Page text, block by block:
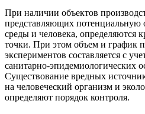
При наличии объектов
представляющих потенциальную
среды и человека, определяются
точки. При этом объем и график
экспериментов составляется с
санитарно-эпидемиологических
Существование вредных
на человеческий организм и
определяют порядок контроля.